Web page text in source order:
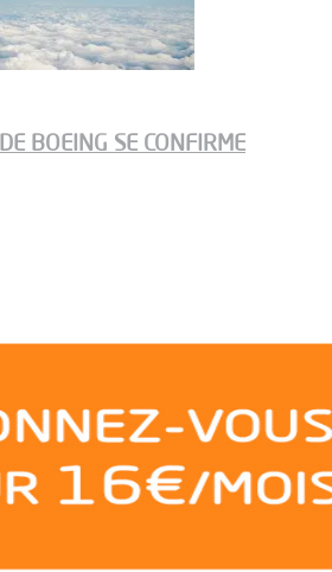
BOEING SE CONFIRME